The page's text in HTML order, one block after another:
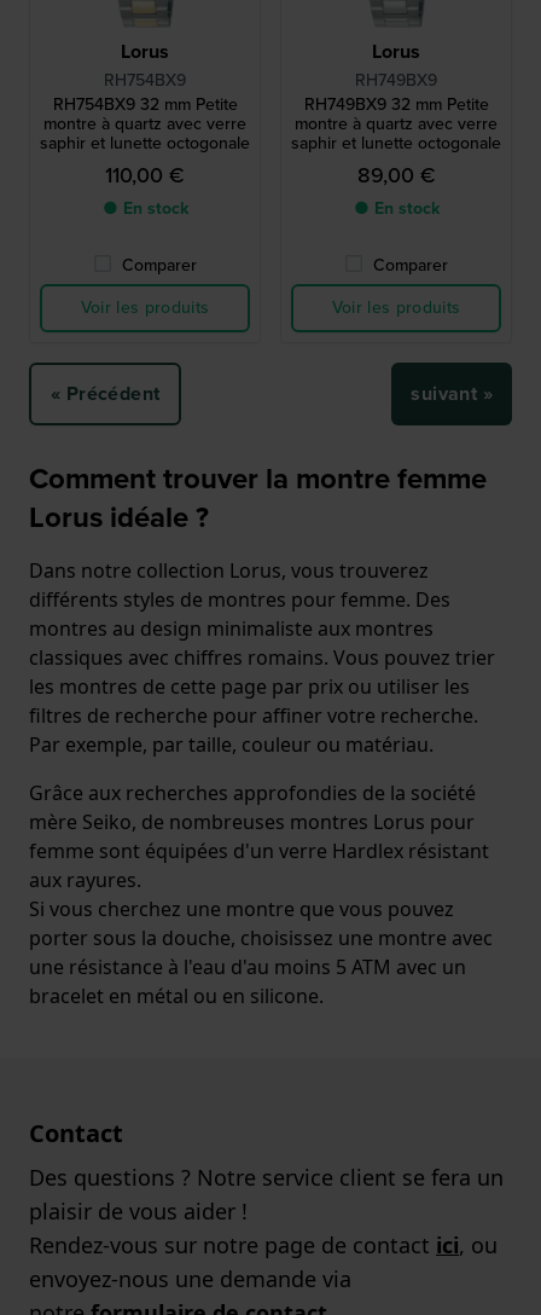
Lorus
RH754BX9
RH754BX9 32 mm Petite
montre à quartz avec verre
saphir et lunette octogonale
110,00 €
● En stock
Comparer
Voir les produits
Lorus
RH749BX9
RH749BX9 32 mm Petite
montre à quartz avec verre
saphir et lunette octogonale
89,00 €
● En stock
Comparer
Voir les produits
« Précédent suivant »
Comment trouver la montre femme
Lorus idéale ?
Dans notre collection Lorus, vous trouverez
différents styles de montres pour femme. Des
montres au design minimaliste aux montres
classiques avec chiffres romains. Vous pouvez trier
les montres de cette page par prix ou utiliser les
filtres de recherche pour affiner votre recherche.
Par exemple, par taille, couleur ou matériau.
Grâce aux recherches approfondies de la société
mère Seiko, de nombreuses montres Lorus pour
femme sont équipées d'un verre Hardlex résistant
aux rayures.
Si vous cherchez une montre que vous pouvez
porter sous la douche, choisissez une montre avec
une résistance à l'eau d'au moins 5 ATM avec un
bracelet en métal ou en silicone.
Contact
Des questions ? Notre service client se fera un
plaisir de vous aider !
Rendez-vous sur notre page de contact ici, ou
envoyez-nous une demande via